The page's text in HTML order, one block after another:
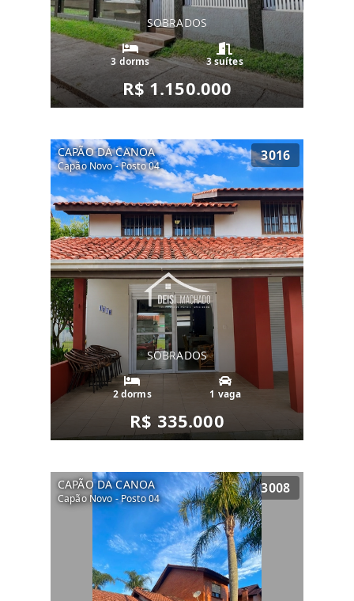
SOBRADOS
3 dorms 3 suítes
R$ 1.150.000
CAPÃO DA CANOA
Capão Novo - Posto 04
3016
SOBRADOS
2 dorms 1 vaga
R$ 335.000
CAPÃO DA CANOA
Capão Novo - Posto 04
3008